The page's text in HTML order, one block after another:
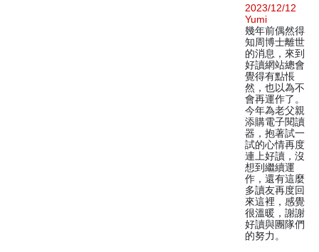
2023/12/12
Yumi
幾年前偶然得
知周博士離世
的消息，來到
好讀網站總會
覺得有點悵
然，也以為不
會再運作了。
今年為老父親
添購電子閱讀
器，抱著試一
試的心情再度
連上好讀，沒
想到繼續運
作，還有這麼
多讀友再度回
來這裡，感覺
很溫暖，謝謝
好讀與團隊們
的努力。